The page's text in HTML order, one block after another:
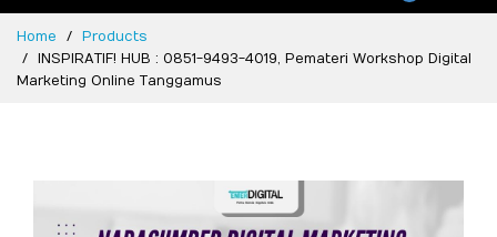
Home
Products
INSPIRATIF! HUB : 0851-9493-4019, Pemateri Workshop Digital
Marketing Online Tanggamus